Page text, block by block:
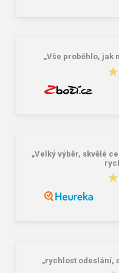
„Vše proběhlo, jak
„Velký výběr, skvělé
„rychlost odeslání,